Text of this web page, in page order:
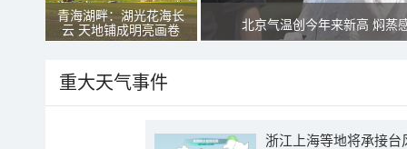
青海湖畔：湖光花海长
云 天地铺成明亮画卷
北京气温创今年来新高 焖蒸
重大天气事件
浙江上海等地将承接台